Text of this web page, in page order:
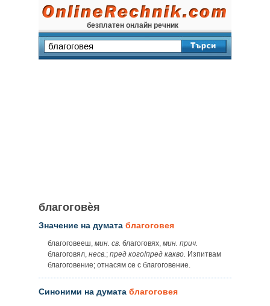
безплатен онлайн речник
благоговѐя
Значение на думата благоговея
благоговееш, мин. св. благоговях, мин. прич.
благоговял, несв.; пред кого/пред какво. Изпитвам
благоговение; отнасям се с благоговение.
Синоними на думата благоговея